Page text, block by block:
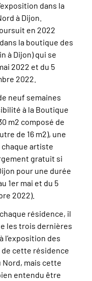
dans la
à Dijon.
en 2022
la boutique des
à Dijon) qui se
2022 et du 5
2022.
neuf semaines
à la Boutique
m2 composé de
de 16 m2), une
chaque artiste
gratuit si
pour une durée
1er mai et du 5
2022).
résidence, il
les trois dernières
l’exposition des
cette résidence
Nord, mais cette
entendu être